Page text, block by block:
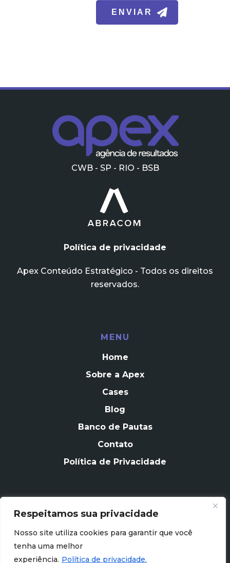
Respeitamos sua privacidade
Nosso site utiliza cookies para garantir que você
tenha uma melhor
experiência. Política de privacidade.
CWB - SP - RIO - BSB
Política de privacidade
Apex Conteúdo Estratégico - Todos os direitos
reservados.
MENU
Home
Sobre a Apex
Cases
Blog
Banco de Pautas
Contato
Política de Privacidade
CONTATO
contato@apexagencia.com.br